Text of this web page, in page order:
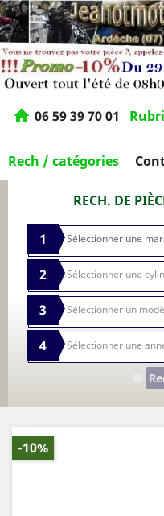
home 06 59 39 70 01
Rech / catégories
RECH. DE
1
2
3
4
-10%